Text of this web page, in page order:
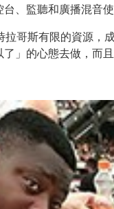
、監聽和廣播混音
哥斯有限的資源
」的心態去做，